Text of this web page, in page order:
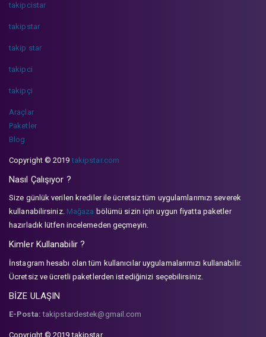
takipcistar
takipstar
takip star
takipci
takipçi
Araçlar
Paketler
Blog
Copyright © 2019takipstar.com
Nasıl Çalışıyor ?
Size günlük verilen krediler ile ücretsiz tüm uygulamlarımızı severek
kullanabilirsiniz. Mağaza bölümü sizin için uygun fiyatta paketler
hazırladık lütfen incelemeden geçmeyin.
Kimler Kullanabilir ?
İnstagram hesabı olan tüm kullanıcılar uygulamalarımızı kullanabilir.
Ücretsiz ve ücretli paketlerden istediğinizi seçebilirsiniz.
BİZE ULAŞIN
E-Posta: takipstardestek@gmail.com
Copyright © 2019 takipstar.